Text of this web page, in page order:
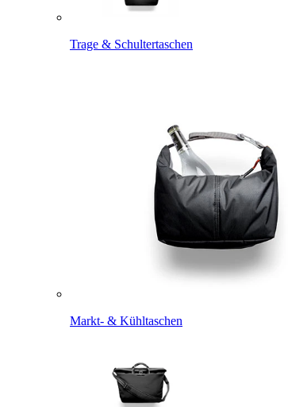
Trage & Schultertaschen
Markt- & Kühltaschen